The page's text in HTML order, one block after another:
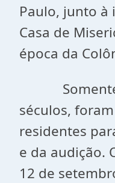
Paulo, junto à
Casa de
época da
Somente
séculos,
residentes
e da audição.
12 de